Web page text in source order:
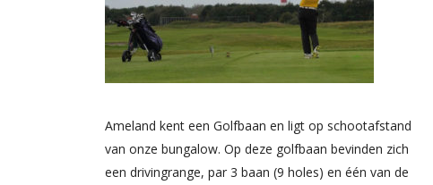
Ameland kent een Golfbaan en ligt op schootafstand
van onze bungalow. Op deze golfbaan bevinden zich
een drivingrange, par 3 baan (9 holes) en één van de